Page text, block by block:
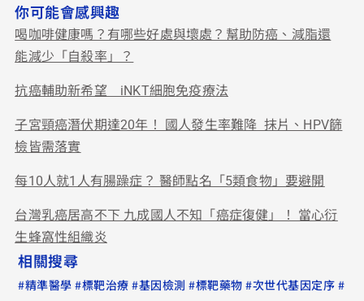
你可能會感興趣
喝咖啡健康嗎？有哪些好處與壞處？幫助防癌、減脂還
能減少「自殺率」？
抗癌輔助新希望 iNKT細胞免疫療法
子宮頸癌潛伏期達20年！ 國人發生率難降 抹片、HPV篩
檢皆需落實
每10人就1人有腸躁症？ 醫師點名「5類食物」要避開
台灣乳癌居高不下 九成國人不知「癌症復健」！ 當心衍
生蜂窩性組織炎
相關搜尋
#精準醫學 #標靶治療 #基因檢測 #標靶藥物 #次世代基因定序 #